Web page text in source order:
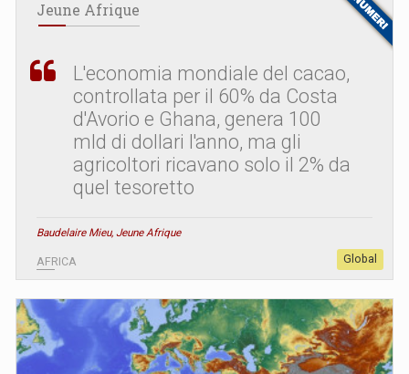
Jeune Afrique
L'economia mondiale del cacao,
controllata per il 60% da Costa
d'Avorio e Ghana, genera 100
mld di dollari l'anno, ma gli
agricoltori ricavano solo il 2% da
quel tesoretto
Baudelaire Mieu, Jeune Afrique
AFRICA Global